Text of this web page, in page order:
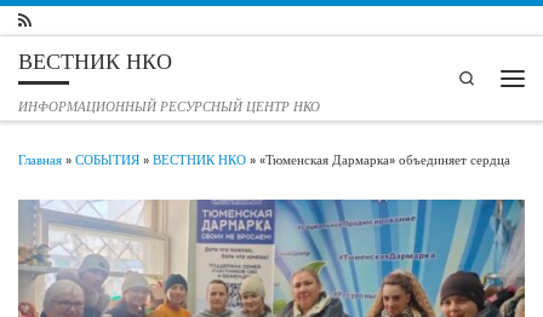
Перейти к содержимому
ВЕСТНИК НКО
ИНФОРМАЦИОННЫЙ РЕСУРСНЫЙ ЦЕНТР НКО
Search
Главная»СОБЫТИЯ»ВЕСТНИК НКО»«Тюменская Дармарка» объединяет сердца